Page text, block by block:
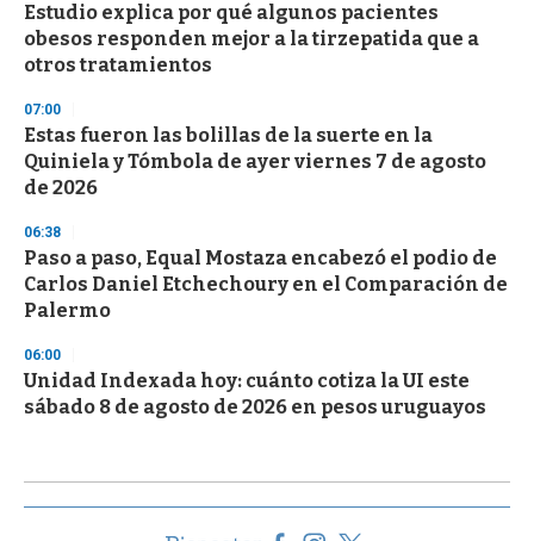
Estudio explica por qué algunos pacientes
obesos responden mejor a la tirzepatida que a
otros tratamientos
07:00
Estas fueron las bolillas de la suerte en la
Quiniela y Tómbola de ayer viernes 7 de agosto
de 2026
06:38
Paso a paso, Equal Mostaza encabezó el podio de
Carlos Daniel Etchechoury en el Comparación de
Palermo
06:00
Unidad Indexada hoy: cuánto cotiza la UI este
sábado 8 de agosto de 2026 en pesos uruguayos